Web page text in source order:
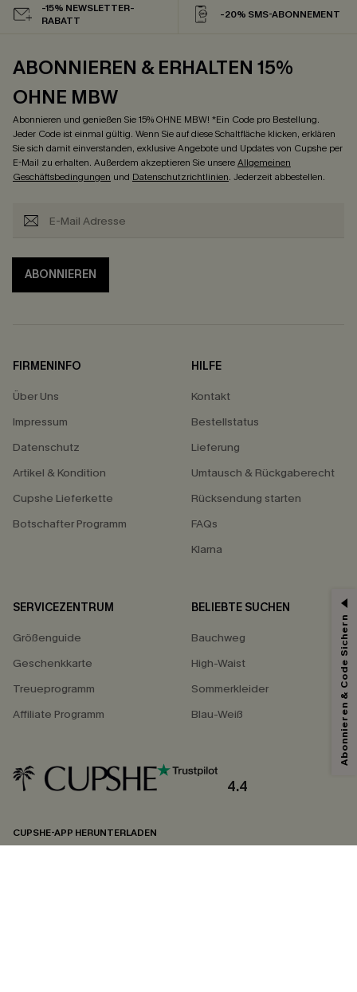
-15% NEWSLETTER-
RABATT
-20% SMS-ABONNEMENT
ABONNIEREN & ERHALTEN 15%
OHNE MBW
Abonnieren und genießen Sie 15% OHNE MBW! *Ein Code pro Bestellung.
Jeder Code ist einmal gültig. Wenn Sie auf diese Schaltfläche klicken, erklären
Sie sich damit einverstanden, exklusive Angebote und Updates von Cupshe per
E-Mail zu erhalten. Außerdem akzeptieren Sie unsereAllgemeinen
Geschäftsbedingungen und Datenschutzrichtlinien. Jederzeit abbestellen.
ABONNIEREN
FIRMENINFO
Über Uns
Impressum
Datenschutz
Artikel & Kondition
Cupshe Lieferkette
Botschafter Programm
HILFE
Kontakt
Bestellstatus
Lieferung
Umtausch & Rückgaberecht
Rücksendung starten
FAQs
Klarna
SERVICEZENTRUM
Größenguide
Geschenkkarte
Treueprogramm
Affiliate Programm
BELIEBTE SUCHEN
Bauchweg
High-Waist
Sommerkleider
Blau-Weiß
4.4
CUPSHE-APP HERUNTERLADEN
Abonnieren & Code Sichern